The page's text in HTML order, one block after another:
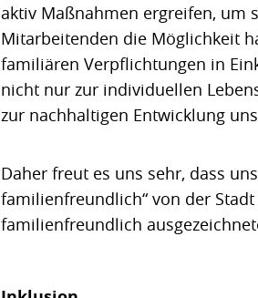
aktiv Maßnahmen ergreifen, um
Mitarbeitenden die Möglichkeit
familiären Verpflichtungen in
nicht nur zur individuellen
zur nachhaltigen Entwicklung
Daher freut es uns sehr, dass
familienfreundlich“ von der
familienfreundlich